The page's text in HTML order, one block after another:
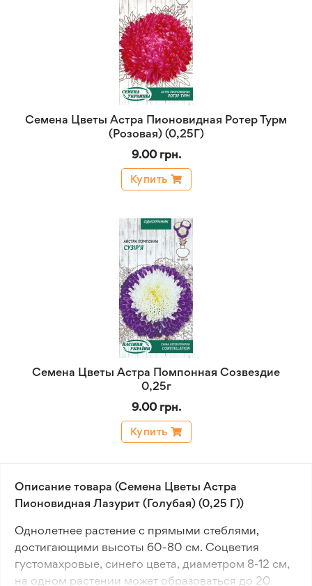
Семена Цветы Астра Пионовидная Ротер Турм
(Розовая) (0,25Г)
9.00 грн.
Купить
Семена Цветы Астра Помпонная Созвездие
0,25г
9.00 грн.
Купить
Описание товара (Семена Цветы Астра
Пионовидная Лазурит (Голубая) (0,25 Г))
Однолетнее растение с прямыми стеблями,
достигающими высоты 60-80 см. Соцветия
густомахровые, синего цвета, диаметром 8-12 см,
на одном растении может образоваться до 20